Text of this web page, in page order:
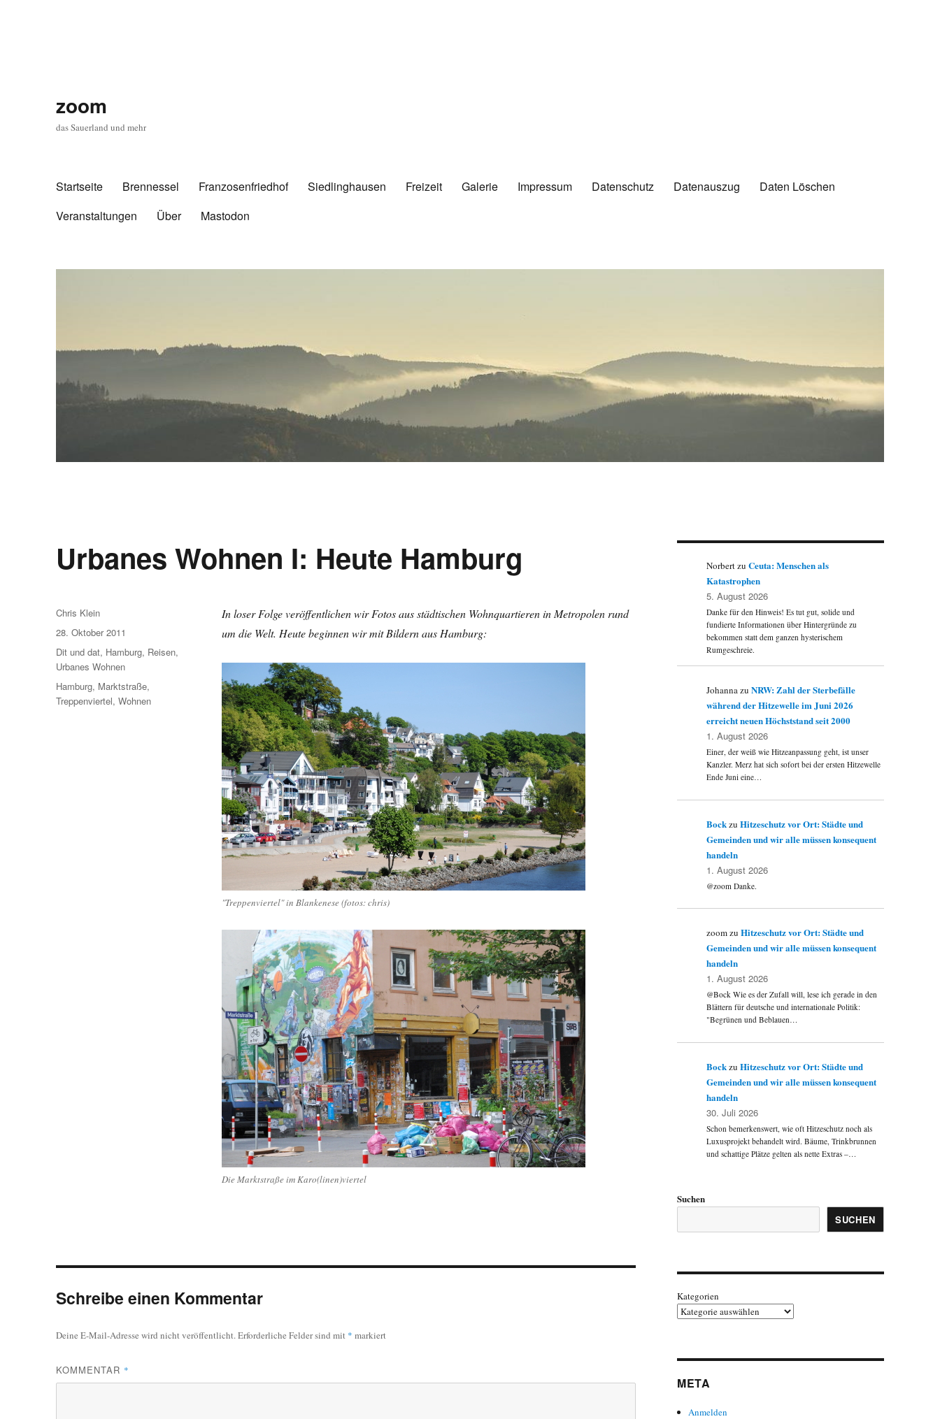
zoom
das Sauerland und mehr
Startseite Brennessel Franzosenfriedhof Siedlinghausen Freizeit Galerie Impressum Datenschutz Datenauszug
Daten Löschen
Veranstaltungen
Über Mastodon
Urbanes Wohnen I: Heute Hamburg
In loser Folge veröffentlichen wir Fotos aus städtischen Wohnquartieren in Metropolen rund
um die Welt. Heute beginnen wir mit Bildern aus Hamburg:
"Treppenviertel" in Blankenese (fotos: chris)
Die Marktstraße im Karo(linen)viertel
Autor
Chris Klein
Veröffentlicht
am
28. Oktober 2011
Kategorien
Dit und dat, Hamburg, Reisen,
Urbanes Wohnen
Schlagwörter
Hamburg, Marktstraße,
Treppenviertel,Wohnen
Schreibe einen Kommentar
Deine E-Mail-Adresse wird nicht veröffentlicht.Erforderliche Felder sind mit * markiert
KOMMENTAR *
NorbertzuCeuta: Menschen als
Katastrophen
5. August 2026
Danke für den Hinweis! Es tut gut, solide und
fundierte Informationen über Hintergründe zu
bekommen statt dem ganzen hysterischem
Rumgeschreie.
JohannazuNRW: Zahl der Sterbefälle
während der Hitzewelle im Juni 2026
erreicht neuen Höchststand seit 2000
1. August 2026
Einer, der weiß wie Hitzeanpassung geht, ist unser
Kanzler. Merz hat sich sofort bei der ersten Hitzewelle
Ende Juni eine…
BockzuHitzeschutz vor Ort: Städte und
Gemeinden und wir alle müssen konsequent
handeln
1. August 2026
@zoom Danke.
zoomzuHitzeschutz vor Ort: Städte und
Gemeinden und wir alle müssen konsequent
handeln
1. August 2026
@Bock Wie es der Zufall will, lese ich gerade in den
Blättern für deutsche und internationale Politik:
"Begrünen und Beblauen…
BockzuHitzeschutz vor Ort: Städte und
Gemeinden und wir alle müssen konsequent
handeln
30. Juli 2026
Schon bemerkenswert, wie oft Hitzeschutz noch als
Luxusprojekt behandelt wird. Bäume, Trinkbrunnen
und schattige Plätze gelten als nette Extras –…
Suchen
SUCHEN
Kategorien
META
Anmelden